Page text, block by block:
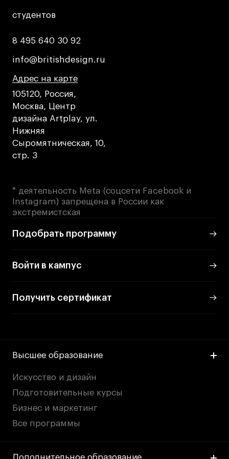
студентов
студентов
8 495 640 30 92
8 495 640 30 92
info@britishdesign.ru
info@britishdesign.ru
Адрес на карте
Адрес на карте
Адрес на карте
105120, Россия,
Москва, Центр
дизайна Artplay, ул.
Нижняя
Сыромятническая, 10,
стр. 3
* деятельность Meta (соцсети Facebook и
Instagram) запрещена в России как
экстремистская
Подобрать программу
Войти в кампус
Получить сертификат
Высшее образование
Искусство и дизайн
Подготовительные курсы
Бизнес и маркетинг
Все программы